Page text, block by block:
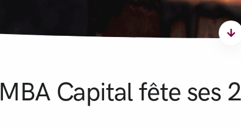
MBA Capital fête ses